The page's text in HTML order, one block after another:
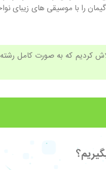
را با موسیقی های زیبای
کردیم که به صورت کامل رشته